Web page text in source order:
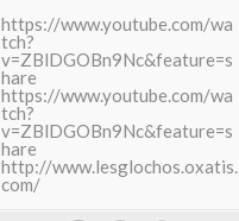
https://www.youtube.com/wa
tch?
v=ZBlDGOBn9Nc&feature=s
hare
https://www.youtube.com/wa
tch?
v=ZBlDGOBn9Nc&feature=s
hare
http://www.lesglochos.oxatis.
com/